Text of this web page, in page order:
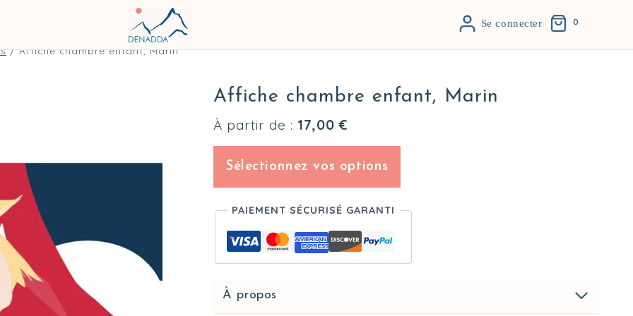
🇫🇷 Livraison 7 à 10 jours
Se connecter 0
/Affiche chambre enfant, Marin
Affiche chambre enfant, Marin
À partir de : 17,00€
Sélectionnez vos options
PAIEMENT SÉCURISÉ GARANTI
À propos